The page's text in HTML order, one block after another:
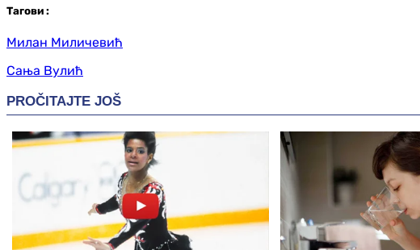
Тагови :
Милан Миличевић
Сања Вулић